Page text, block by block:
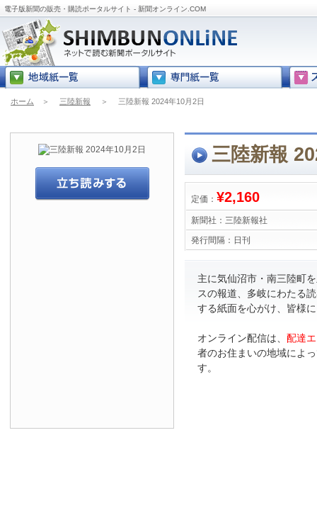
電子版新聞の販売・購読ポータルサイト - 新聞オンライン.COM
ホーム ＞ 三陸新報 ＞ 三陸新報 2024年10月2日
三陸新報
定価： ¥2,160
新聞社： 三陸新報社
発行間隔： 日刊
主に気仙沼市・南三陸町
スの報道、多岐にわたる
する紙面を心がけ、皆様
オンライン配信は、 配達
者のお住まいの地域によ
す。